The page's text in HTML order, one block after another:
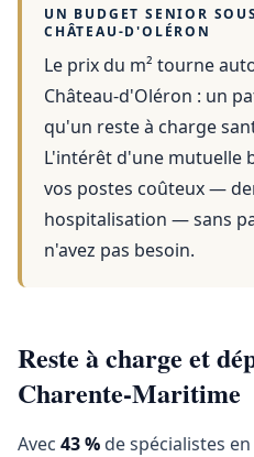
UN BUDGET SENIOR
CHÂTEAU-D'OLÉRON
Le prix du m² tourne
Château-d'Oléron : un
qu'un reste à charge
L'intérêt d'une mutuelle
vos postes coûteux —
hospitalisation — sans
n'avez pas besoin.
Reste à charge et
Charente-Maritime
Avec 43 % de spécialistes